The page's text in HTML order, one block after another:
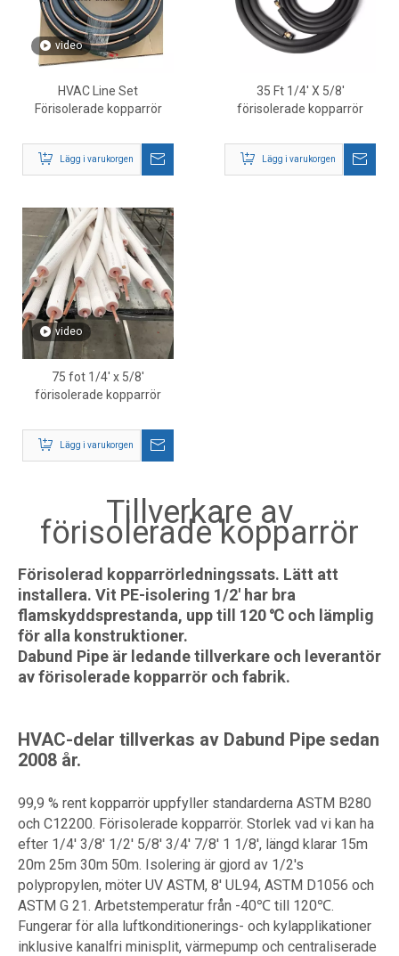
video
HVAC Line Set
Förisolerade kopparrör
Lägg i varukorgen
35 Ft 1/4' X 5/8'
förisolerade kopparrör
Lägg i varukorgen
video
75 fot 1/4' x 5/8'
förisolerade kopparrör
Lägg i varukorgen
Tillverkare av
förisolerade kopparrör
Förisolerad kopparrörledningssats. Lätt att
installera. Vit PE-isolering 1/2' har bra
flamskyddsprestanda, upp till 120 ℃ och lämplig
för alla konstruktioner.
Dabund Pipe är ledande tillverkare och leverantör
av förisolerade kopparrör och fabrik.
HVAC-delar tillverkas av Dabund Pipe sedan
2008 år.
99,9 % rent kopparrör uppfyller standarderna ASTM B280
och C12200. Förisolerade kopparrör. Storlek vad vi kan ha
efter 1/4' 3/8' 1/2' 5/8' 3/4' 7/8' 1 1/8', längd klarar 15m
20m 25m 30m 50m. Isolering är gjord av 1/2's
polypropylen, möter UV ASTM, 8' UL94, ASTM D1056 och
ASTM G 21. Arbetstemperatur från -40℃ till 120℃.
Fungerar för alla luftkonditionerings- och kylapplikationer
inklusive kanalfri minisplit, värmepump och centraliserade